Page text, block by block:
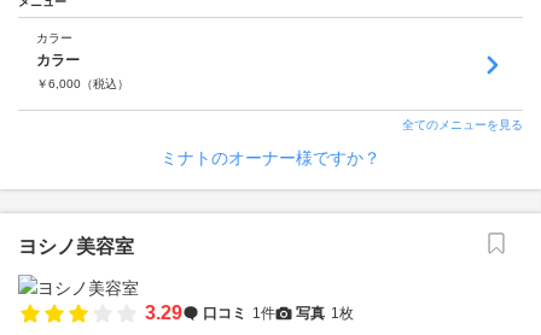
カラー
カラー
￥6,000 （税込）
全てのメニューを見る
ミナトのオーナー様ですか？
ヨシノ美容室
3.29 口コミ 1件 写真 1枚